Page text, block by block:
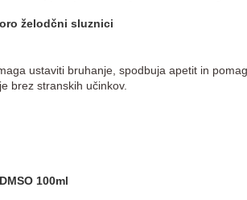
želodčni sluznici
ustaviti bruhanje, spodbuja apetit in
brez stranskih učinkov.
100ml